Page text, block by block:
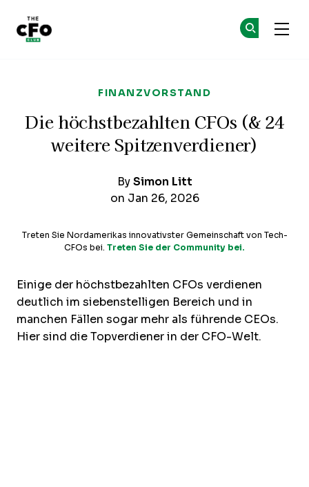
FINANZVORSTAND
Die höchstbezahlten CFOs (& 24
weitere Spitzenverdiener)
By Simon Litt
on Jan 26, 2026
Treten Sie Nordamerikas innovativster Gemeinschaft von Tech-
CFOs bei. Treten Sie der Community bei.
Einige der höchstbezahlten CFOs verdienen
deutlich im siebenstelligen Bereich und in
manchen Fällen sogar mehr als führende CEOs.
Hier sind die Topverdiener in der CFO-Welt.